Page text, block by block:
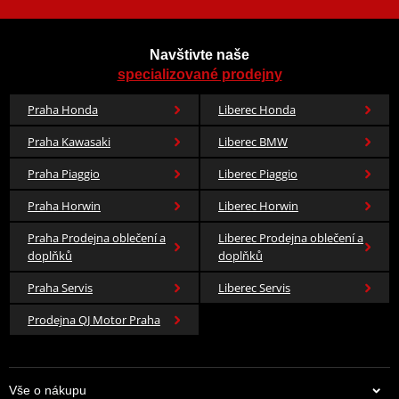
Navštivte naše
specializované prodejny
Praha Honda
Liberec Honda
Praha Kawasaki
Liberec BMW
Praha Piaggio
Liberec Piaggio
Praha Horwin
Liberec Horwin
Praha Prodejna oblečení a
doplňků
Liberec Prodejna oblečení a
doplňků
Praha Servis
Liberec Servis
Prodejna QJ Motor Praha
Vše o nákupu